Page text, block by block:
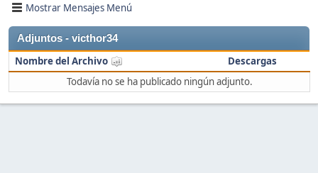
Mostrar Mensajes Menú
Adjuntos - victhor34
Nombre del Archivo
Descargas
Todavía no se ha publicado ningún adjunto.